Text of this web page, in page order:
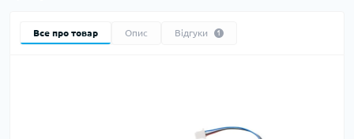
Все про товар Опис Відгуки 1